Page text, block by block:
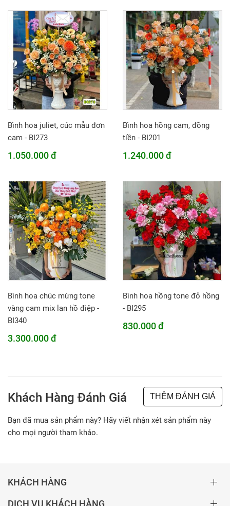
Bình hoa juliet, cúc mẫu đơn
cam - BI273
1.050.000 đ
Bình hoa hồng cam, đồng
tiền - BI201
1.240.000 đ
Bình hoa chúc mừng tone
vàng cam mix lan hồ điệp -
BI340
3.300.000 đ
Bình hoa hồng tone đỏ hồng
- BI295
830.000 đ
Khách Hàng Đánh Giá THÊM ĐÁNH GIÁ
Bạn đã mua sản phẩm này? Hãy viết nhận xét sản phẩm này
cho mọi người tham khảo.
KHÁCH HÀNG
DỊCH VỤ KHÁCH HÀNG